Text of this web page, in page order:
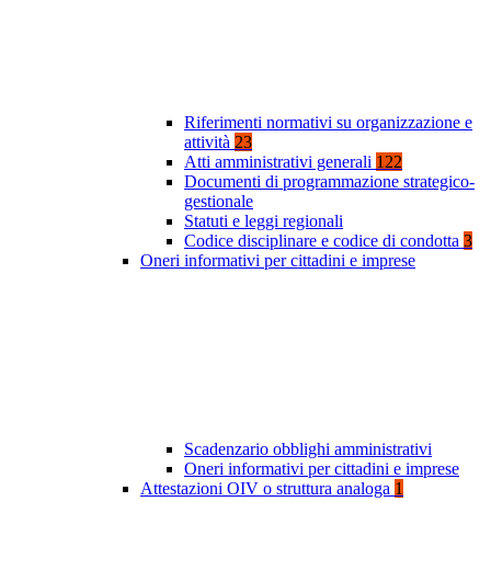
Riferimenti normativi su organizzazione e
attività 23
Atti amministrativi generali 122
Documenti di programmazione strategico-
gestionale
Statuti e leggi regionali
Codice disciplinare e codice di condotta 3
Oneri informativi per cittadini e imprese
Scadenzario obblighi amministrativi
Oneri informativi per cittadini e imprese
Attestazioni OIV o struttura analoga 1